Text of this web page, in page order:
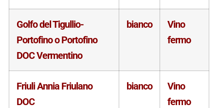
Golfo del Tigullio-
Portofino o Portofino
DOC Vermentino
bianco
Vino
fermo
Friuli Annia Friulano
DOC
bianco
Vino
fermo